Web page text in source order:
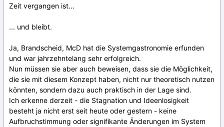
Zeit vergangen ist...
... und bleibt.
Ja, Brandscheid, McD hat die Systemgastronomie erfunden
und war jahrzehntelang sehr erfolgreich.
Nun müssen sie aber auch beweisen, dass sie die Möglichkeit,
die sie mit diesem Konzept haben, nicht nur theoretisch nutzen
könnten, sondern dazu auch praktisch in der Lage sind.
Ich erkenne derzeit - die Stagnation und Ideenlosigkeit
besteht ja nicht erst seit heute oder gestern - keine
Aufbruchstimmung oder signifikante Änderungen im System